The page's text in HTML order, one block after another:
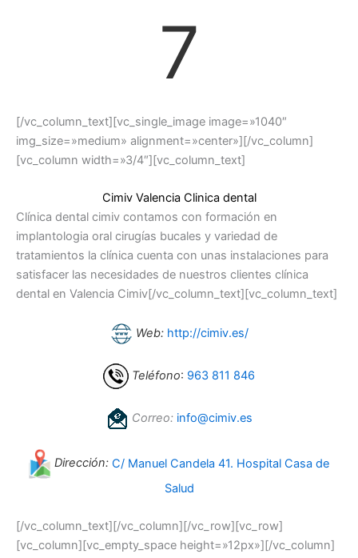
7
[/vc_column_text][vc_single_image image=»1040″
img_size=»medium» alignment=»center»][/vc_column]
[vc_column width=»3/4″][vc_column_text]
Cimiv Valencia Clinica dental
Clínica dental cimiv contamos con formación en
implantologia oral cirugías bucales y variedad de
tratamientos la clínica cuenta con unas instalaciones para
satisfacer las necesidades de nuestros clientes clínica
dental en Valencia Cimiv[/vc_column_text][vc_column_text]
Web: http://cimiv.es/
Teléfono: 963 811 846
Correo: info@cimiv.es
Dirección: C/ Manuel Candela 41. Hospital Casa de
Salud
[/vc_column_text][/vc_column][/vc_row][vc_row]
[vc_column][vc_empty_space height=»12px»][/vc_column]